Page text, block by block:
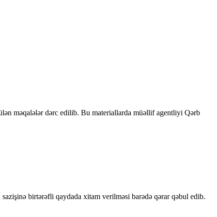
məqalələr dərc edilib. Bu materiallarda müəllif agentliyi Qərb
birtərəfli qaydada xitam verilməsi barədə qərar qəbul edib.